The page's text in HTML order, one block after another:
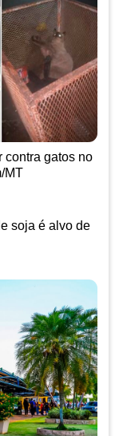
contra gatos no
MT
soja é alvo de